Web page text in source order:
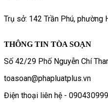
Trụ sở: 142 Trần Phú, phường
THÔNG TIN TÒA SOẠN
Số 42/29 Phố Nguyễn Chí
toasoan@phapluatplus.vn
Điện thoại liên hệ -